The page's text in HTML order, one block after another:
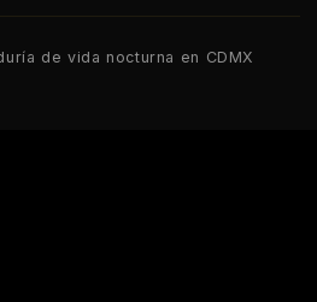
de vida nocturna en CDMX